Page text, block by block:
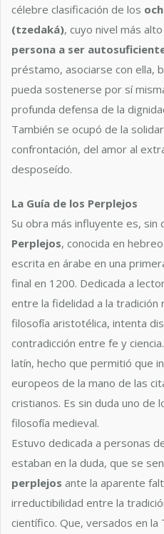
célebre clasificación de los
(tzedaká), cuyo nivel más
persona a ser
préstamo, asociarse con ella,
pueda sostenerse por sí
profunda defensa de la
También se ocupó de la
confrontación, del amor al
desposeído.
La Guía de los Perplejos
Su obra más influyente es, sin
Perplejos, conocida en
escrita en árabe en una
final en 1200. Dedicada a
entre la fidelidad a la tradición
filosofía aristotélica, intenta
contradicción entre fe y
latín, hecho que permitió que
europeos de la mano de las
cristianos. Es sin duda uno de
filosofía medieval.
Estuvo dedicada a personas
estaban en la duda, que se
perplejos ante la aparente
irreductibilidad entre la
científico. Que, versados en la